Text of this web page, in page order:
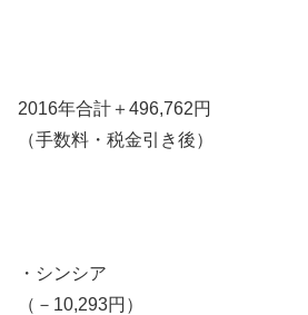
2016年合計＋496,762円
（手数料・税金引き後）
・シンシア
（－10,293円）